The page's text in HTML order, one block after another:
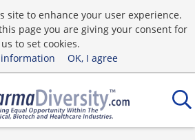
site to enhance your user experience.
page you are giving your consent for
us to set cookies.
OK, I agree